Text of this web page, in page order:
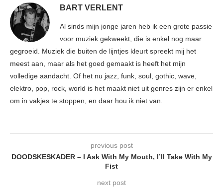
BART VERLENT
Al sinds mijn jonge jaren heb ik een grote passie
voor muziek gekweekt, die is enkel nog maar
gegroeid. Muziek die buiten de lijntjes kleurt spreekt mij het
meest aan, maar als het goed gemaakt is heeft het mijn
volledige aandacht. Of het nu jazz, funk, soul, gothic, wave,
elektro, pop, rock, world is het maakt niet uit genres zijn er enkel
om in vakjes te stoppen, en daar hou ik niet van.
previous post
DOODSKESKADER – I Ask With My Mouth, I’ll Take With My
Fist
next post